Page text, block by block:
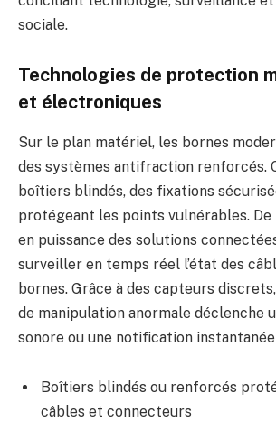
sociale.
Technologies de protection
et électroniques
Sur le plan matériel, les bornes
des systèmes antifraction renforcés.
boîtiers blindés, des fixations
protégeant les points vulnérables. De
en puissance des solutions
surveiller en temps réel l’état des
bornes. Grâce à des capteurs
de manipulation anormale déclenche
sonore ou une notification
Boîtiers blindés ou renforcés
câbles et connecteurs